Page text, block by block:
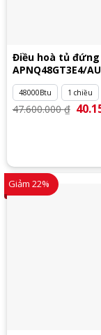
Điều hoà tủ đứng
APNQ48GT3E4/
48000Btu 1 chiều
47.600.000₫ Giá
gốc
Giảm 22%